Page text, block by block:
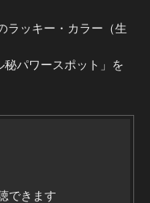
ラッキー・カラー（生
パワースポット」を
できます